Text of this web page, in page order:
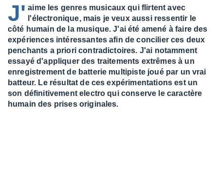
J' aime les genres musicaux qui flirtent avec
l'électronique, mais je veux aussi ressentir le
côté humain de la musique. J'ai été amené à faire des
expériences intéressantes afin de concilier ces deux
penchants a priori contradictoires. J'ai notamment
essayé d'appliquer des traitements extrêmes à un
enregistrement de batterie multipiste joué par un vrai
batteur. Le résultat de ces expérimentations est un
son définitivement electro qui conserve le caractère
humain des prises originales.